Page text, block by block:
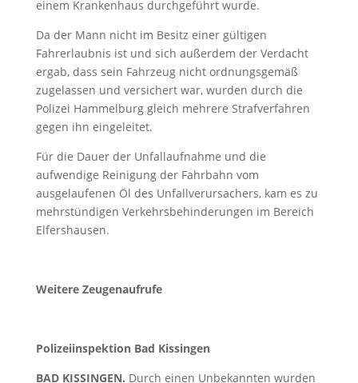
einem Krankenhaus durchgeführt wurde.
Da der Mann nicht im Besitz einer gültigen
Fahrerlaubnis ist und sich außerdem der Verdacht
ergab, dass sein Fahrzeug nicht ordnungsgemäß
zugelassen und versichert war, wurden durch die
Polizei Hammelburg gleich mehrere Strafverfahren
gegen ihn eingeleitet.
Für die Dauer der Unfallaufnahme und die
aufwendige Reinigung der Fahrbahn vom
ausgelaufenen Öl des Unfallverursachers, kam es zu
mehrstündigen Verkehrsbehinderungen im Bereich
Elfershausen.
Weitere Zeugenaufrufe
Polizeiinspektion Bad Kissingen
BAD KISSINGEN. Durch einen Unbekannten wurden